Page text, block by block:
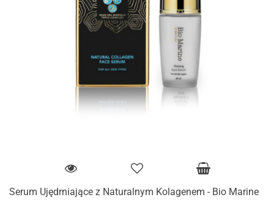
Serum Ujędrniające z Naturalnym Kolagenem - Bio Marine